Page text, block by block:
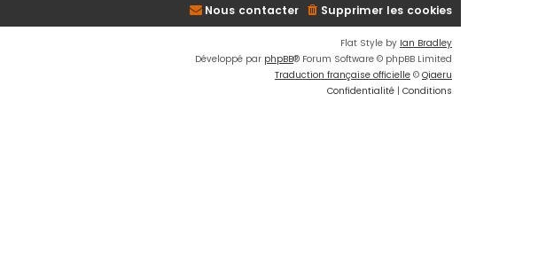
Supprimer les cookies
Nous contacter
Flat Style by Ian Bradley
Développé par phpBB® Forum Software © phpBB Limited
Traduction française officielle © Qiaeru
Confidentialité | Conditions